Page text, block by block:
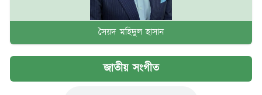
সৈয়দ মহিদুল হাসান
জাতীয় সংগীত